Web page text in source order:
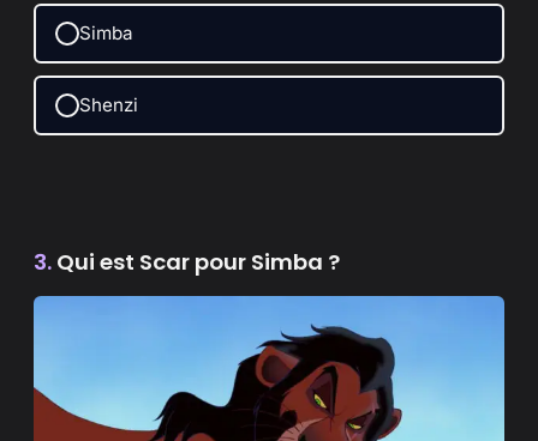
Simba
Shenzi
3. Qui est Scar pour Simba ?